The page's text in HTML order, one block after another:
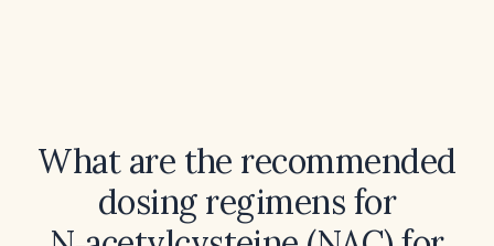
What are the recommended
dosing regimens for